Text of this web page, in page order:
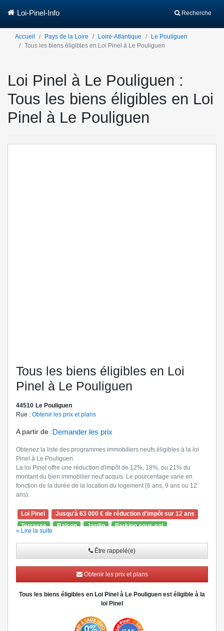
Recherche
Loi-Pinel-Info
Accueil Pays de la Loire Loire-Atlantique
Le Pouliguen
Tous les biens éligibles en Loi Pinel à Le Pouliguen
Loi Pinel à Le Pouliguen :
Tous les biens éligibles en Loi
Pinel à Le Pouliguen
Tous les biens éligibles en Loi
Pinel à Le Pouliguen
44510 Le Pouliguen
Rue : Obtenir les prix et plans
A partir de :Demander les prix
Obtenez la liste des programmes immobiliers neufs éligibles à la loi
Pinel à Le Pouliguen.
La loi Pinel offre une réduction d'impôt de 12%, 18%, ou 21% du
montant du bien immobilier neuf acquis. Le pourcentage varie en
fonction de la durée de la location du logement (6 ans, 9 ans ou 12
ans).
Loi Pinel
Jusqu'à 63 000 € de réduction d'impôt sur 12 ans
Terrasse
Balcon Jardin
Parking sous-sol
» Lire la suite
Être rappelé(e)
Obtenir les prix et plans
Tous les biens éligibles en Loi Pinel à Le Pouliguen est éligible à la
loi Pinel